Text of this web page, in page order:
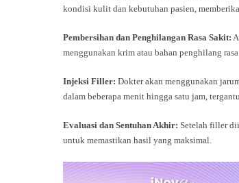
kondisi kulit dan kebutuhan pasien,
Pembersihan dan Penghilangan Rasa Sakit:
menggunakan krim atau bahan penghilang
Injeksi Filler: Dokter akan menggunakan
dalam beberapa menit hingga satu jam,
Evaluasi dan Sentuhan Akhir: Setelah filler
untuk memastikan hasil yang maksimal.